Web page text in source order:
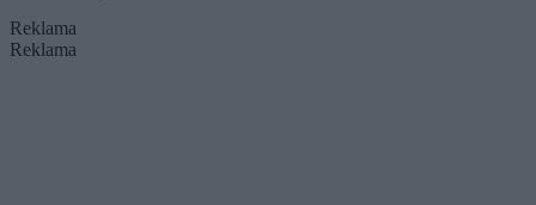
Reklama
Reklama